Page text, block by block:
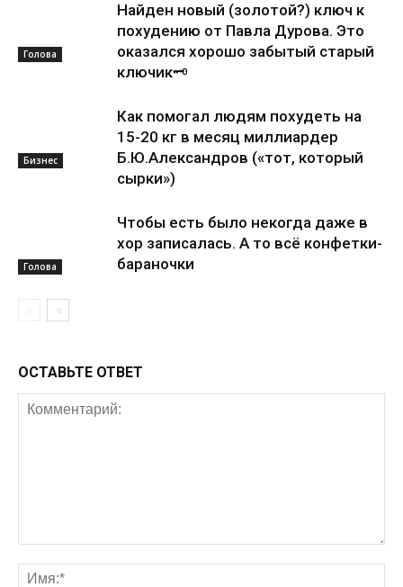
Голова
Найден новый (золотой?) ключ к
похудению от Павла Дурова. Это
оказался хорошо забытый старый
ключик🗝
Бизнес
Как помогал людям похудеть на
15-20 кг в месяц миллиардер
Б.Ю.Александров («тот, который
сырки»)
Голова
Чтобы есть было некогда даже в
хор записалась. А то всё конфетки-
бараночки
ОСТАВЬТЕ ОТВЕТ